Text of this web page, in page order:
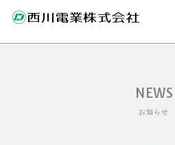
NEWS
お知らせ